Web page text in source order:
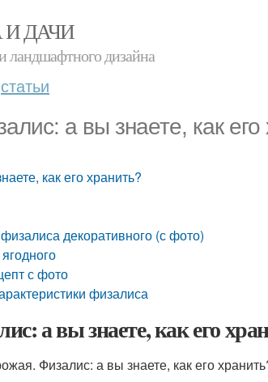
ДАЧИ
ландшафтного дизайна
статьи
а вы знаете, как его
как его хранить?
декоративного (с фото)
с фото
физалиса
а вы знаете, как его